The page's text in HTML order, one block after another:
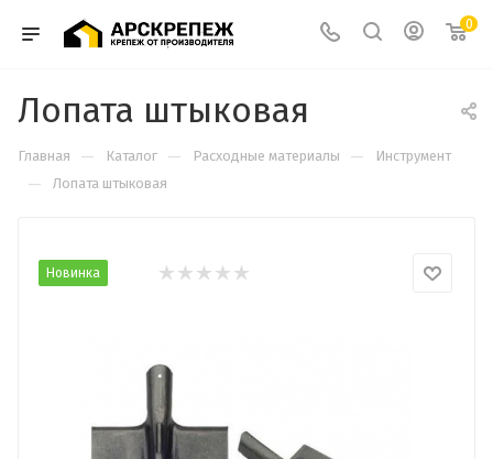
0
Лопата штыковая
Главная — Каталог — Расходные материалы — Инструмент
— Лопата штыковая
Новинка